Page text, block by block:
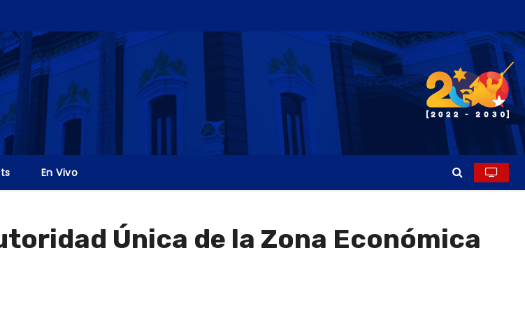
En Vivo
Única de la Zona Económica